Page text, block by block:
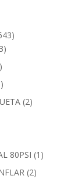
(2)
80PSI (1)
(2)